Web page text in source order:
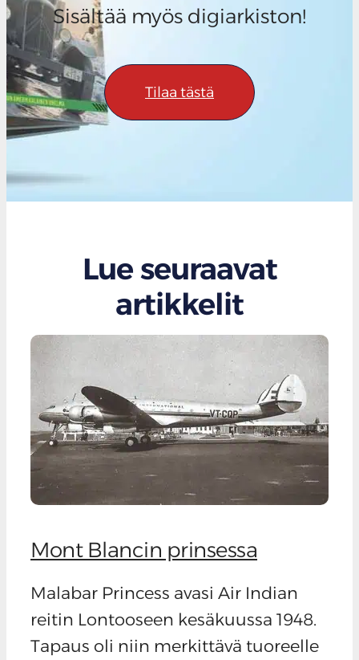
Sisältää myös digiarkiston!
Tilaa tästä
Lue seuraavat
artikkelit
Mont Blancin prinsessa
Malabar Princess avasi Air Indian
reitin Lontooseen kesäkuussa 1948.
Tapaus oli niin merkittävä tuoreelle